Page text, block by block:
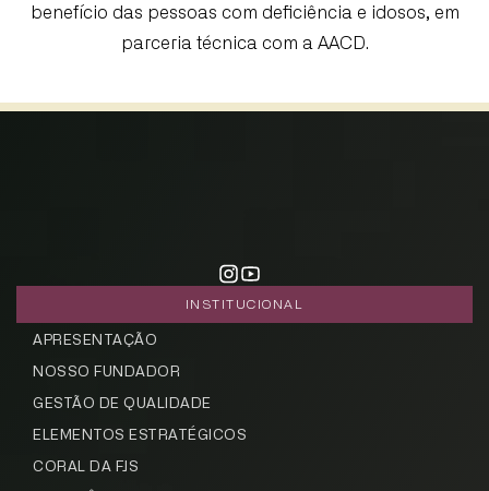
benefício das pessoas com deficiência e idosos, em
parceria técnica com a AACD.
INSTITUCIONAL
APRESENTAÇÃO
NOSSO FUNDADOR
GESTÃO DE QUALIDADE
ELEMENTOS ESTRATÉGICOS
CORAL DA FJS